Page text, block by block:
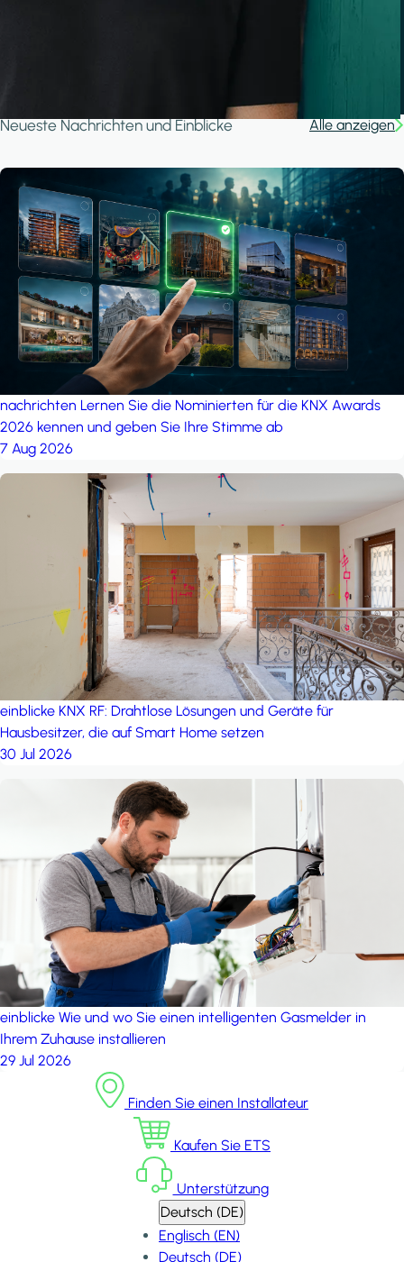
Neueste Nachrichten und Einblicke Alle anzeigen
nachrichten Lernen Sie die Nominierten für die KNX Awards
2026 kennen und geben Sie Ihre Stimme ab
7 Aug 2026
einblicke KNX RF: Drahtlose Lösungen und Geräte für
Hausbesitzer, die auf Smart Home setzen
30 Jul 2026
einblicke Wie und wo Sie einen intelligenten Gasmelder in
Ihrem Zuhause installieren
29 Jul 2026
Finden Sie einen Installateur
Kaufen Sie ETS
Unterstützung
Deutsch (DE)
Englisch (EN)
Deutsch (DE)